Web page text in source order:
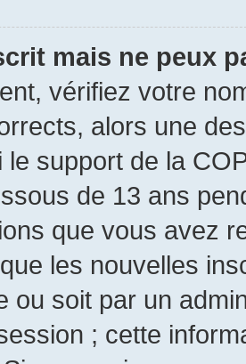
mais ne peux
vérifiez votre
alors une
le support de la
de 13 ans
que vous avez
les nouvelles
ou soit par un
; cette